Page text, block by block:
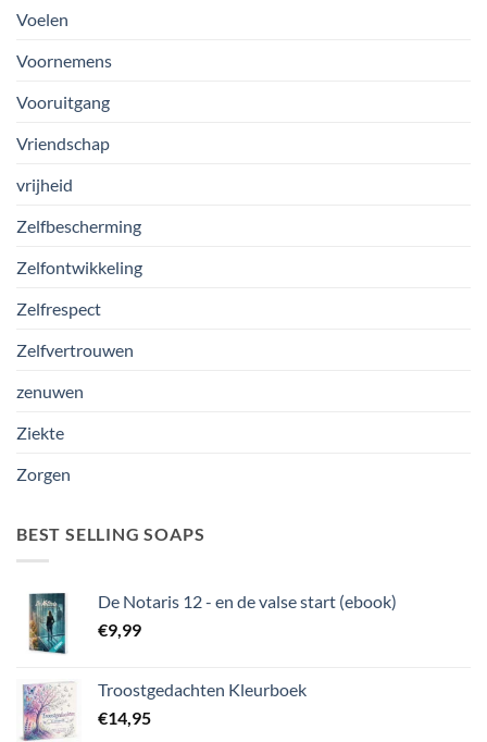
Voelen
Voornemens
Vooruitgang
Vriendschap
vrijheid
Zelfbescherming
Zelfontwikkeling
Zelfrespect
Zelfvertrouwen
zenuwen
Ziekte
Zorgen
BEST SELLING SOAPS
De Notaris 12 - en de valse start (ebook)
€9,99
Troostgedachten Kleurboek
€14,95